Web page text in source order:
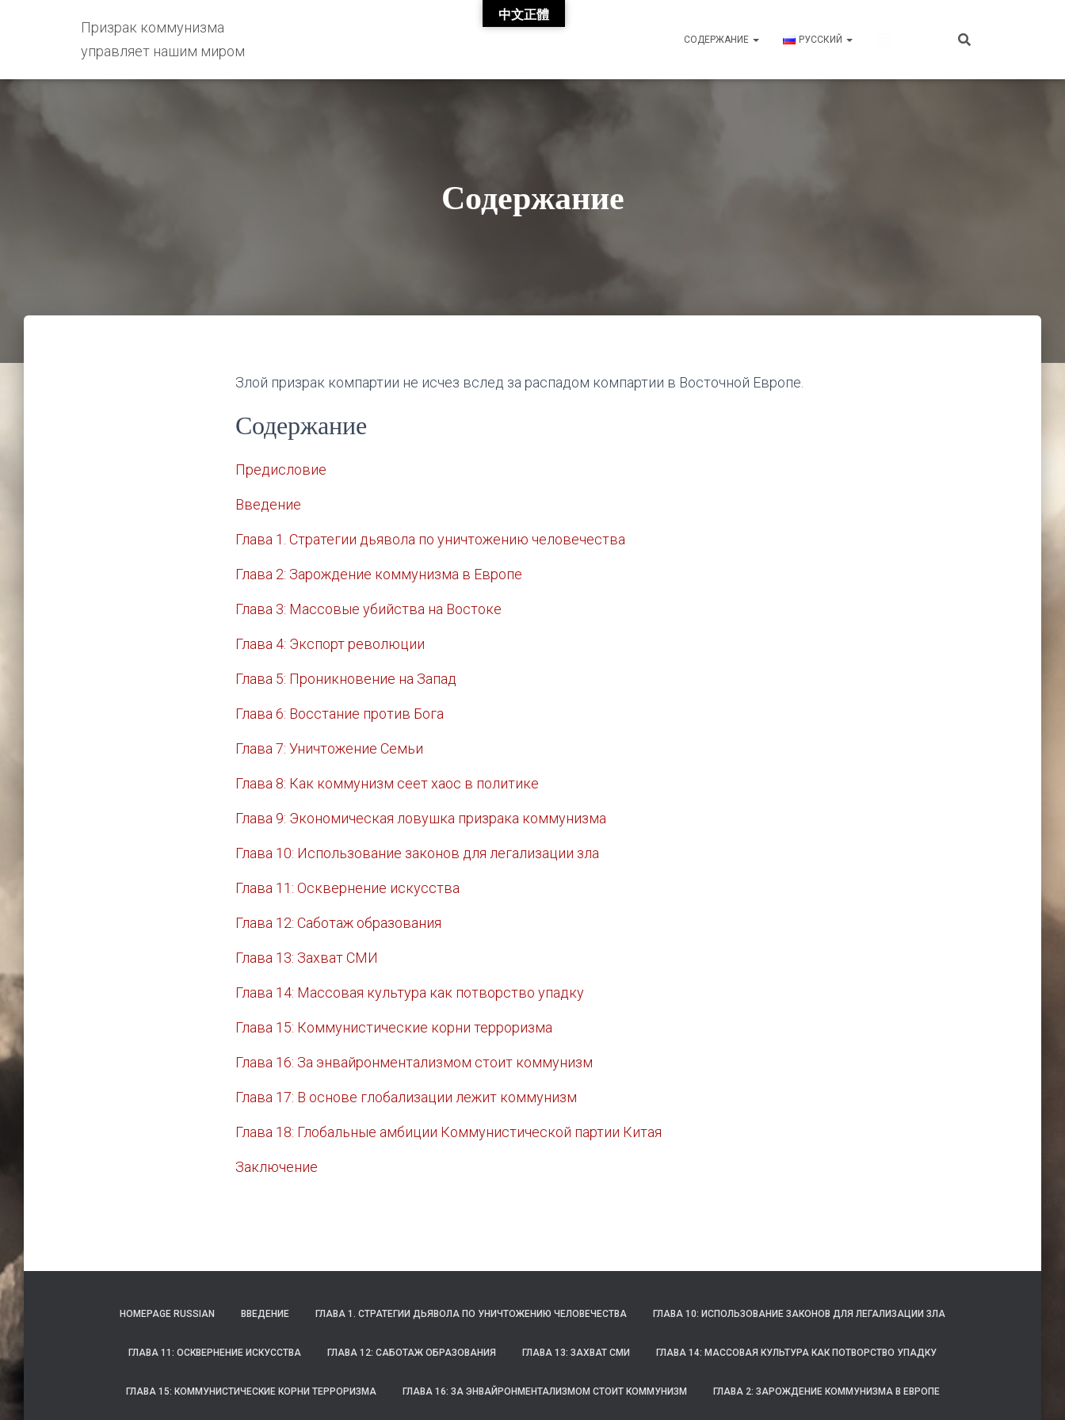
Призрак коммунизма
управляет нашим миром
СОДЕРЖАНИЕ РУССКИЙ
Содержание
Злой призрак компартии не исчез вслед за распадом компартии в Восточной Европе.
Содержание
Предисловие
Введение
Глава 1. Стратегии дьявола по уничтожению человечества
Глава 2: Зарождение коммунизма в Европе
Глава 3: Массовые убийства на Востоке
Глава 4: Экспорт революции
Глава 5: Проникновение на Запад
Глава 6: Восстание против Бога
Глава 7: Уничтожение Семьи
Глава 8: Как коммунизм сеет хаос в политике
Глава 9: Экономическая ловушка призрака коммунизма
Глава 10: Использование законов для легализации зла
Глава 11: Осквернение искусства
Глава 12: Саботаж образования
Глава 13: Захват СМИ
Глава 14: Массовая культура как потворство упадку
Глава 15: Коммунистические корни терроризма
Глава 16: За энвайронментализмом стоит коммунизм
Глава 17: В основе глобализации лежит коммунизм
Глава 18: Глобальные амбиции Коммунистической партии Китая
Заключение
HOMEPAGE RUSSIAN ВВЕДЕНИЕ ГЛАВА 1. СТРАТЕГИИ ДЬЯВОЛА ПО УНИЧТОЖЕНИЮ ЧЕЛОВЕЧЕСТВА ГЛАВА 10: ИСПОЛЬЗОВАНИЕ ЗАКОНОВ ДЛЯ ЛЕГАЛИЗАЦИИ ЗЛА
ГЛАВА 11: ОСКВЕРНЕНИЕ ИСКУССТВА ГЛАВА 12: САБОТАЖ ОБРАЗОВАНИЯ ГЛАВА 13: ЗАХВАТ СМИ ГЛАВА 14: МАССОВАЯ КУЛЬТУРА КАК ПОТВОРСТВО УПАДКУ
ГЛАВА 15: КОММУНИСТИЧЕСКИЕ КОРНИ ТЕРРОРИЗМА ГЛАВА 16: ЗА ЭНВАЙРОНМЕНТАЛИЗМОМ СТОИТ КОММУНИЗМ ГЛАВА 2: ЗАРОЖДЕНИЕ КОММУНИЗМА В ЕВРОПЕ
中文正體